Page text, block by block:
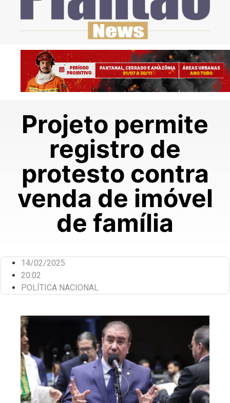
Projeto permite
registro de
protesto contra
venda de imóvel
de família
14/02/2025
20:02
POLÍTICA NACIONAL